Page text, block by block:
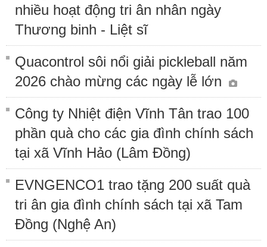
nhiều hoạt động tri ân nhân ngày
Thương binh - Liệt sĩ
Quacontrol sôi nổi giải pickleball năm
2026 chào mừng các ngày lễ lớn
Công ty Nhiệt điện Vĩnh Tân trao 100
phần quà cho các gia đình chính sách
tại xã Vĩnh Hảo (Lâm Đồng)
EVNGENCO1 trao tặng 200 suất quà
tri ân gia đình chính sách tại xã Tam
Đồng (Nghệ An)